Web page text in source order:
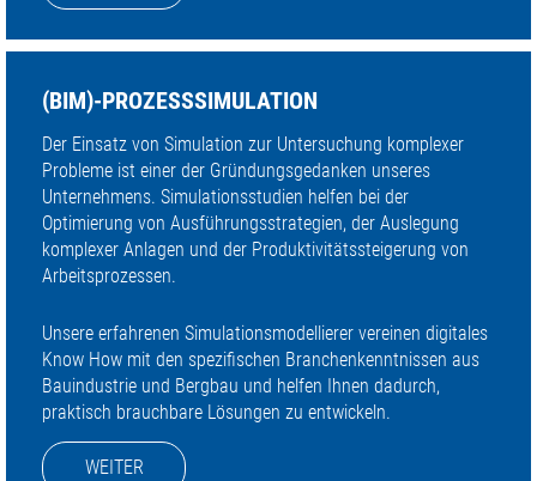
(BIM)-PROZESSSIMULATION
Der Einsatz von Simulation zur Untersuchung komplexer
Probleme ist einer der Gründungsgedanken unseres
Unternehmens. Simulationsstudien helfen bei der
Optimierung von Ausführungsstrategien, der Auslegung
komplexer Anlagen und der Produktivitätssteigerung von
Arbeitsprozessen.
Unsere erfahrenen Simulationsmodellierer vereinen digitales
Know How mit den spezifischen Branchenkenntnissen aus
Bauindustrie und Bergbau und helfen Ihnen dadurch,
praktisch brauchbare Lösungen zu entwickeln.
WEITER